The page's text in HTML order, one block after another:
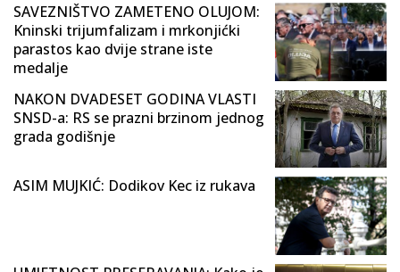
SAVEZNIŠTVO ZAMETENO OLUJOM:
Kninski trijumfalizam i mrkonjićki
parastos kao dvije strane iste
medalje
NAKON DVADESET GODINA VLASTI
SNSD-a: RS se prazni brzinom jednog
grada godišnje
ASIM MUJKIĆ: Dodikov Kec iz rukava